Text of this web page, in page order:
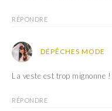
RÉPONDRE
DÉPÊCHES MODE
La veste est trop mignonne !
RÉPONDRE